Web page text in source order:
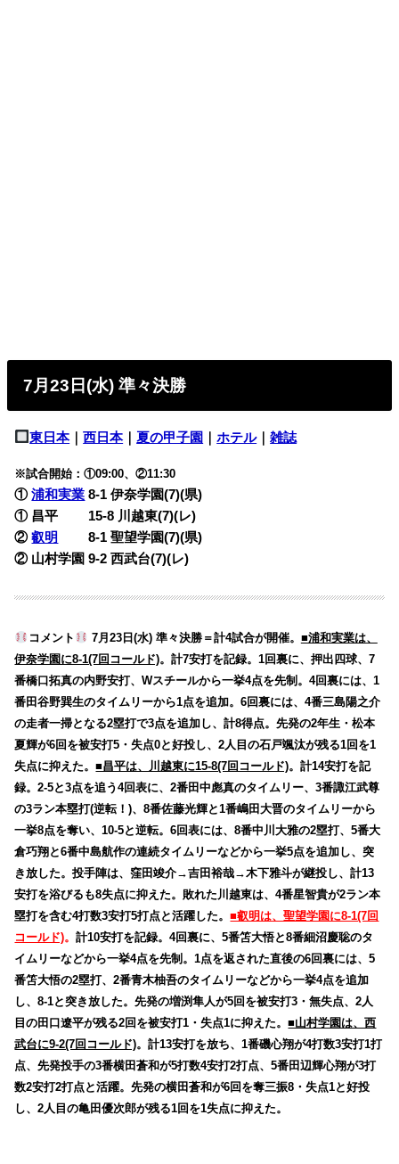
7月23日(水) 準々決勝
東日本｜西日本｜夏の甲子園 ｜ホテル｜雑誌
※試合開始：①09:00、②11:30
①浦和実業 8-1 伊奈学園(7)(県)
① 昌平 15-8 川越東(7)(レ)
②叡明 8-1 聖望学園(7)(県)
② 山村学園 9-2 西武台(7)(レ)
コメント 7月23日(水) 準々決勝＝計4試合が開催。 ■浦和実業は、
伊奈学園に8-1(7回コールド)。計7安打を記録。1回裏に、押出四球、7
番橋口拓真の内野安打、Wスチールから一挙4点を先制。4回裏には、1
番田谷野巽生のタイムリーから1点を追加。6回裏には、4番三島陽之介
の走者一掃となる2塁打で3点を追加し、計8得点。先発の2年生・松本
夏輝が6回を被安打5・失点0と好投し、2人目の石戸颯汰が残る1回を1
失点に抑えた。■昌平は、川越東に15-8(7回コールド)。計14安打を記
録。2-5と3点を追う4回表に、2番田中彪真のタイムリー、3番諏江武尊
の3ラン本塁打(逆転！)、8番佐藤光輝と1番嶋田大晋のタイムリーから
一挙8点を奪い、10-5と逆転。6回表には、8番中川大雅の2塁打、5番大
倉巧翔と6番中島航作の連続タイムリーなどから一挙5点を追加し、突
き放した。投手陣は、窪田竣介→吉田裕哉→木下雅斗が継投し、計13
安打を浴びるも8失点に抑えた。敗れた川越東は、4番星智貴が2ラン本
塁打を含む4打数3安打5打点と活躍した。■叡明は、聖望学園に8-1(7回
コールド)。計10安打を記録。4回裏に、5番笘大悟と8番細沼慶聡のタ
イムリーなどから一挙4点を先制。1点を返された直後の6回裏には、5
番笘大悟の2塁打、2番青木柚吾のタイムリーなどから一挙4点を追加
し、8-1と突き放した。先発の増渕隼人が5回を被安打3・無失点、2人
目の田口遼平が残る2回を被安打1・失点1に抑えた。■山村学園は、西
武台に9-2(7回コールド)。計13安打を放ち、1番磯心翔が4打数3安打1打
点、先発投手の3番横田蒼和が5打数4安打2打点、5番田辺輝心翔が3打
数2安打2打点と活躍。先発の横田蒼和が6回を奪三振8・失点1と好投
し、2人目の亀田優次郎が残る1回を1失点に抑えた。